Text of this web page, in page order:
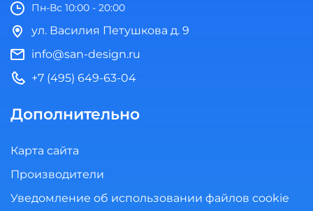
Пн-Вс 10:00 - 20:00
ул. Василия Петушкова д. 9
info@san-design.ru
+7 (495) 649-63-04
Дополнительно
Карта сайта
Производители
Уведомление об использовании файлов cookie